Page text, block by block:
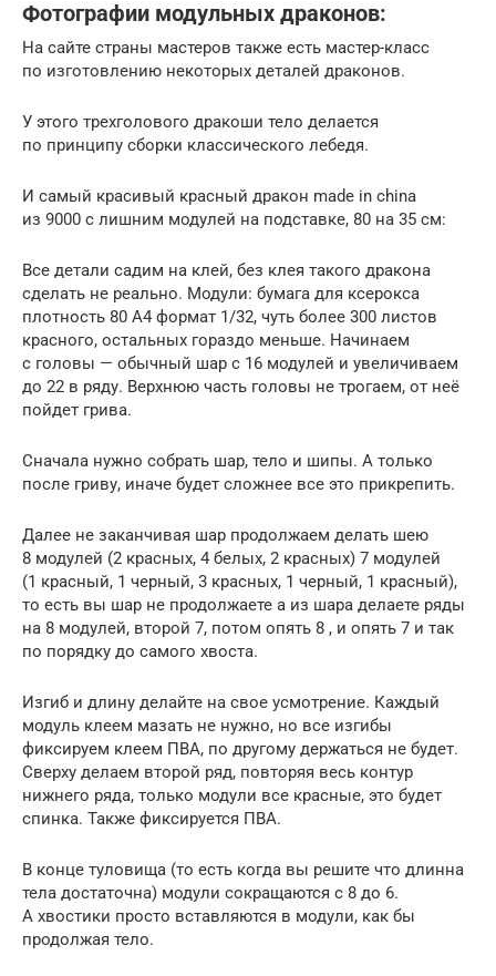
Фотографии модульных драконов:
На сайте страны мастеров также есть мастер-класс
по изготовлению некоторых деталей драконов.
У этого трехголового дракоши тело делается
по принципу сборки классического лебедя.
И самый красивый красный дракон made in china
из 9000 с лишним модулей на подставке, 80 на 35 см:
Все детали садим на клей, без клея такого дракона
сделать не реально. Модули: бумага для ксерокса
плотность 80 А4 формат 1/32, чуть более 300 листов
красного, остальных гораздо меньше. Начинаем
с головы — обычный шар с 16 модулей и увеличиваем
до 22 в ряду. Верхнюю часть головы не трогаем, от неё
пойдет грива.
Сначала нужно собрать шар, тело и шипы. А только
после гриву, иначе будет сложнее все это прикрепить.
Далее не заканчивая шар продолжаем делать шею
8 модулей (2 красных, 4 белых, 2 красных) 7 модулей
(1 красный, 1 черный, 3 красных, 1 черный, 1 красный),
то есть вы шар не продолжаете а из шара делаете ряды
на 8 модулей, второй 7, потом опять 8 , и опять 7 и так
по порядку до самого хвоста.
Изгиб и длину делайте на свое усмотрение. Каждый
модуль клеем мазать не нужно, но все изгибы
фиксируем клеем ПВА, по другому держаться не будет.
Сверху делаем второй ряд, повторяя весь контур
нижнего ряда, только модули все красные, это будет
спинка. Также фиксируется ПВА.
В конце туловища (то есть когда вы решите что длинна
тела достаточна) модули сокращаются с 8 до 6.
А хвостики просто вставляются в модули, как бы
продолжая тело.